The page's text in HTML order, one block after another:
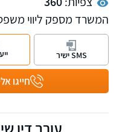
המשרד מספק ליווי
הפלילי והנזיקין, עם דגש
ותביעות נזקי גוף,
התהליך להשגת ההגנה
חייגו
SMS ישיר